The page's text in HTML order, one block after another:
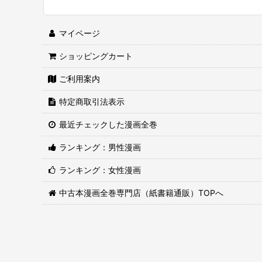
マイページ
ショッピングカート
ご利用案内
特定商取引法表示
最近チェックした漫画全巻
ランキング：男性漫画
ランキング：女性漫画
中古本漫画全巻専門店（紙書籍通販）TOPへ